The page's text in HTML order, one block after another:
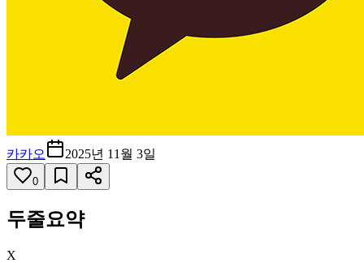
카카오 2025년 11월 3일
0
두줄요약
X